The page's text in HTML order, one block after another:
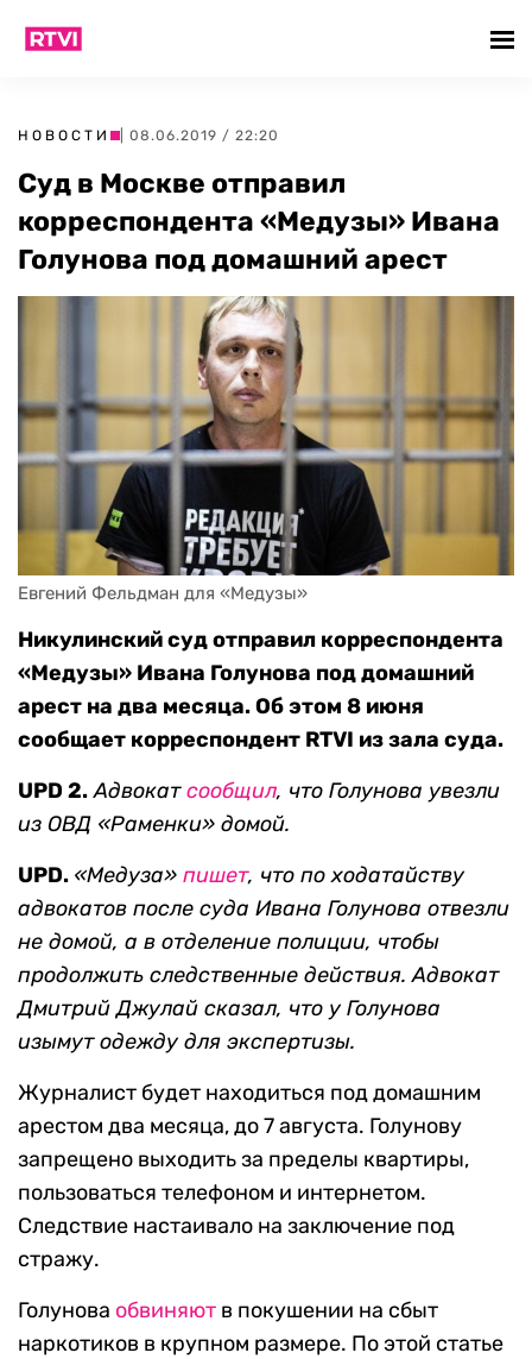
НОВОСТИ | 08.06.2019 / 22:20
Суд в Москве отправил
корреспондента «Медузы» Ивана
Голунова под домашний арест
Евгений Фельдман для «Медузы»
Никулинский суд отправил корреспондента
«Медузы» Ивана Голунова под домашний
арест на два месяца. Об этом 8 июня
сообщает корреспондент RTVI из зала суда.
UPD 2.Адвокатсообщил, что Голунова увезли
из ОВД «Раменки» домой.
UPD. «Медуза» пишет, что по ходатайству
адвокатов после суда Ивана Голунова отвезли
не домой, а в отделение полиции, чтобы
продолжить следственные действия. Адвокат
Дмитрий Джулай сказал, что у Голунова
изымут одежду для экспертизы.
Журналист будет находиться под домашним
арестом два месяца, до 7 августа. Голунову
запрещено выходить за пределы квартиры,
пользоваться телефоном и интернетом.
Следствие настаивало на заключение под
стражу.
Голунова обвиняют в покушении на сбыт
наркотиков в крупном размере. По этой статье